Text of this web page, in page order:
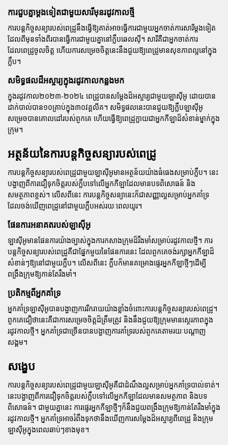
ការជួបគ្នាម្តងទៀតជាមួយសារីមុនរដូវកាលថ្មី
ការបន្តកិច្ចសន្យារបស់ពេដ្រូនឹងធ្វើឱ្យគាត់អាចធ្វើការជាមួយអ្នកចាត់ការសារីម្តងទៀត
ដែលពីមុនទាំងពីរបានធ្វើការជាមួយគ្នានៅក្លឹបឆេលស៊ី។ សារីគឺជាអ្នកចាត់ការ
ដែលពេដ្រូចូលចិត្ត ហើយការសម្រេចចិត្តនេះនឹងជួយឱ្យពេដ្រូមានសុខភាពល្អនៅក្នុង
ក្លឹប។
សមិទ្ធផលដ៏អស្ចារ្យក្នុងរដូវកាលកន្លងមក
ក្នុងរដូវកាល២០២៣-២០២៤ ពេដ្រូបានសម្តែងដ៏អស្ចារ្យជាមួយឡាស៊ីអូ ដោយបាន
ដាក់បាល់បាន១០គ្រាប់ក្នុង៣០វគ្គលីគ។ សមិទ្ធផលនេះបានជួយឱ្យក្លឹបឡាស៊ីអូ
សម្រេចបានគោលដៅរបស់ពួកគេ ហើយធ្វើឱ្យពេដ្រូក្លាយជាអ្នកកីឡាដ៏សំខាន់ម្នាក់ក្នុង
ក្រុម។
អត្ថន័យនៃការបន្តកិច្ចសន្យារបស់ពេដ្រូ
ការបន្តកិច្ចសន្យារបស់ពេដ្រូជាមួយឡាស៊ីអូមានអត្ថន័យយ៉ាងធំធេងសម្រាប់ក្លឹប។ នេះ
បង្ហាញពីការជឿទុកចិត្តរបស់ក្លឹបទៅលើអ្នកកីឡាដែលមានបទពិសោធន៍ និង
សមត្ថភាពខ្ពស់។ លើសពីនេះ ការបន្តកិច្ចសន្យានេះក៏ជាសញ្ញាល្អសម្រាប់អ្នកគាំទ្រ
ដែលចង់ឃើញពេដ្រូនៅជាមួយក្លឹបអស់រយៈពេលយូរ។
ផែនការអនាគតរបស់ឡាស៊ីអូ
ឡាស៊ីអូមានផែនការយ៉ាងច្បាស់ក្នុងការកសាងក្រុមដ៏រឹងមាំសម្រាប់រដូវកាលថ្មី។ ការ
បន្តកិច្ចសន្យារបស់ពេដ្រូគឺជាផ្នែកមួយនៃផែនការនេះ ដែលពួកគេចង់រក្សាអ្នកកីឡាដ៏
សំខាន់ៗឱ្យនៅជាមួយក្លឹប។ លើសពីនេះ ក្លឹបក៏មានគម្រោងផ្ទេរអ្នកកីឡាថ្មីៗដើម្បី
ពង្រឹងក្រុមឱ្យកាន់តែរឹងមាំ។
ប្រតិកម្មពីអ្នកគាំទ្រ
អ្នកគាំទ្រឡាស៊ីអូបានបង្ហាញការរីករាយយ៉ាងខ្លាំងចំពោះការបន្តកិច្ចសន្យារបស់ពេដ្រូ។
ពួកគេជឿថានេះគឺជាការសម្រេចចិត្តដ៏ត្រឹមត្រូវ និងនឹងជួយឱ្យក្រុមមានស្ថេរភាពក្នុង
រដូវកាលថ្មី។ អ្នកគាំទ្រជាច្រើនបានបង្ហាញការគាំទ្ររបស់ពួកគេតាមរយៈបណ្តាញ
សង្គម។
សង្ខេប
ការបន្តកិច្ចសន្យារបស់ពេដ្រូជាមួយឡាស៊ីអូគឺជាដំណឹងល្អសម្រាប់អ្នកគាំទ្របាល់ទាត់។
នេះបង្ហាញពីការជឿទុកចិត្តរបស់ក្លឹបទៅលើអ្នកកីឡាដែលមានសមត្ថភាព និងបទ
ពិសោធន៍។ ជាមួយគ្នានេះ ការផ្ទេរអ្នកកីឡាថ្មីៗក៏នឹងជួយពង្រឹងក្រុមឱ្យកាន់តែរឹងមាំក្នុង
រដូវកាលថ្មី។ អ្នកគាំទ្រអាចរំពឹងទុកថានឹងឃើញការសម្តែងដ៏អស្ចារ្យពីពេដ្រូ និងក្រុម
ឡាស៊ីអូក្នុងពេលឆាប់ៗខាងមុខ។